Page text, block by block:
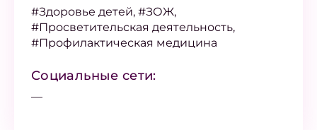
#Здоровье детей, #ЗОЖ,
#Просветительская деятельность,
#Профилактическая медицина
Социальные сети:
—